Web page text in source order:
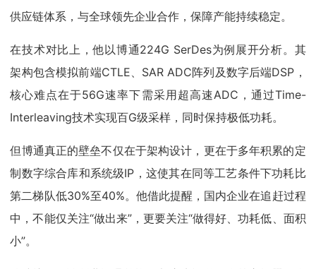
供应链体系，与全球领先企业合作，保障产能持续稳定。
在技术对比上，他以博通224G SerDes为例展开分析。其
架构包含模拟前端CTLE、SAR ADC阵列及数字后端DSP，
核心难点在于56G速率下需采用超高速ADC，通过Time-
Interleaving技术实现百G级采样，同时保持极低功耗。
但博通真正的壁垒不仅在于架构设计，更在于多年积累的定
制数字综合库和系统级IP，这使其在同等工艺条件下功耗比
第二梯队低30%至40%。他借此提醒，国内企业在追赶过程
中，不能仅关注“做出来”，更要关注“做得好、功耗低、面积
小”。